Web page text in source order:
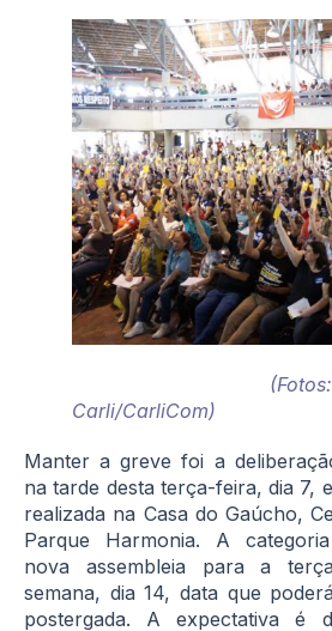
(Fotos:
Carli/CarliCom)
Manter a greve foi a
na tarde desta terça-feira, dia 7,
realizada na Casa do Gaúcho,
Parque Harmonia. A
nova assembleia para a
semana, dia 14, data que
postergada. A expectativa é